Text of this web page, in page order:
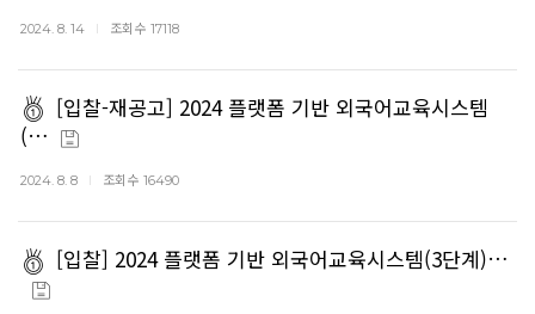
2024. 8. 14 조회수 17118
[입찰-재공고] 2024 플랫폼 기반 외국어교육시스템
(…
2024. 8. 8 조회수 16490
[입찰] 2024 플랫폼 기반 외국어교육시스템(3단계)…